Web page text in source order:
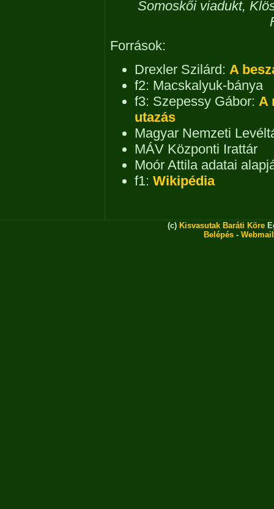
Somoskői viadukt,
Források:
Drexler Szilárd: A
f2: Macskalyuk-bánya
f3: Szepessy Gábor: A
utazás
Magyar Nemzeti
MÁV Központi Irattár
Moór Attila adatai
f1: Wikipédia
(c) Kisvasutak Baráti Köre
Belépés - Webmail